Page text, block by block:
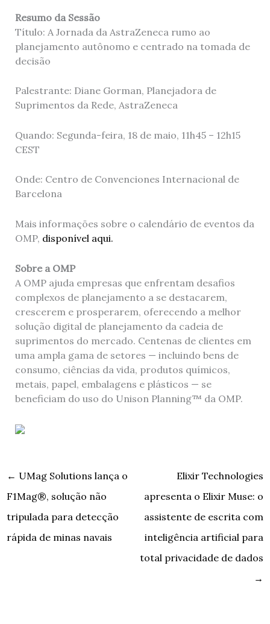
Resumo da Sessão
Título: A Jornada da AstraZeneca rumo ao
planejamento autônomo e centrado na tomada de
decisão
Palestrante: Diane Gorman, Planejadora de
Suprimentos da Rede, AstraZeneca
Quando: Segunda-feira, 18 de maio, 11h45 – 12h15
CEST
Onde: Centro de Convenciones Internacional de
Barcelona
Mais informações sobre o calendário de eventos da
OMP, disponível aqui.
Sobre a OMP
A OMP ajuda empresas que enfrentam desafios
complexos de planejamento a se destacarem,
crescerem e prosperarem, oferecendo a melhor
solução digital de planejamento da cadeia de
suprimentos do mercado. Centenas de clientes em
uma ampla gama de setores — incluindo bens de
consumo, ciências da vida, produtos químicos,
metais, papel, embalagens e plásticos — se
beneficiam do uso do Unison Planning™ da OMP.
← UMag Solutions lança o
F1Mag®, solução não
tripulada para detecção
rápida de minas navais
Elixir Technologies
apresenta o Elixir Muse: o
assistente de escrita com
inteligência artificial para
total privacidade de dados
→